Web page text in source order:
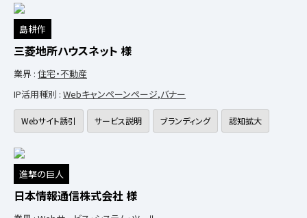
島耕作
三菱地所ハウスネット 様
業界 : 住宅・不動産
IP活用種別 : Webキャンペーンページ,バナー
Webサイト誘引 サービス説明 ブランディング 認知拡大
進撃の巨人
日本情報通信株式会社 様